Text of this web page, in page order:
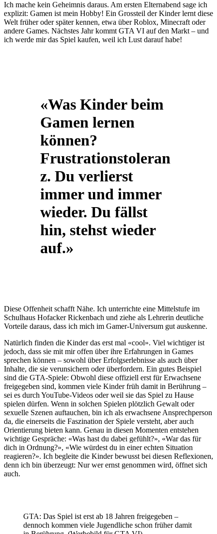
Ich mache kein Geheimnis daraus. Am ersten Elternabend sage ich
explizit: Gamen ist mein Hobby! Ein Grossteil der Kinder lernt diese
Welt früher oder später kennen, etwa über Roblox, Minecraft oder
andere Games. Nächstes Jahr kommt GTA VI auf den Markt – und
ich werde mir das Spiel kaufen, weil ich Lust darauf habe!
«Was Kinder beim
Gamen lernen
können?
Frustrationstoleran
z. Du verlierst
immer und immer
wieder. Du fällst
hin, stehst wieder
auf.»
Diese Offenheit schafft Nähe. Ich unterrichte eine Mittelstufe im
Schulhaus Hofacker Rickenbach und ziehe als Lehrerin deutliche
Vorteile daraus, dass ich mich im Gamer-Universum gut auskenne.
Natürlich finden die Kinder das erst mal «cool». Viel wichtiger ist
jedoch, dass sie mit mir offen über ihre Erfahrungen in Games
sprechen können – sowohl über Erfolgserlebnisse als auch über
Inhalte, die sie verunsichern oder überfordern. Ein gutes Beispiel
sind die GTA-Spiele: Obwohl diese offiziell erst für Erwachsene
freigegeben sind, kommen viele Kinder früh damit in Berührung –
sei es durch YouTube-Videos oder weil sie das Spiel zu Hause
spielen dürfen. Wenn in solchen Spielen plötzlich Gewalt oder
sexuelle Szenen auftauchen, bin ich als erwachsene Ansprechperson
da, die einerseits die Faszination der Spiele versteht, aber auch
Orientierung bieten kann. Genau in diesen Momenten entstehen
wichtige Gespräche: «Was hast du dabei gefühlt?», «War das für
dich in Ordnung?», «Wie würdest du in einer echten Situation
reagieren?». Ich begleite die Kinder bewusst bei diesen Reflexionen,
denn ich bin überzeugt: Nur wer ernst genommen wird, öffnet sich
auch.
GTA: Das Spiel ist erst ab 18 Jahren freigegeben –
dennoch kommen viele Jugendliche schon früher damit